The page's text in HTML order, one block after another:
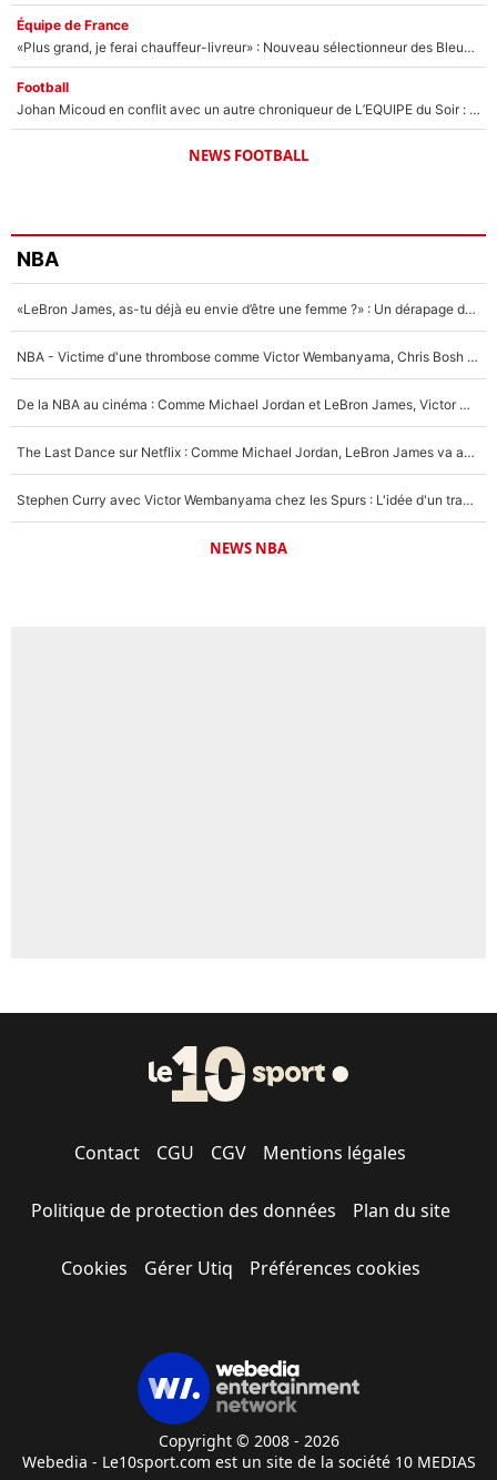
Équipe de France
«Plus grand, je ferai chauffeur-livreur» : Nouveau sélectionneur des Bleus, Zinédine Zidane s’était imaginé un avenir très différent lorsqu'il était enfant
Football
Johan Micoud en conflit avec un autre chroniqueur de L’EQUIPE du Soir : «Pendant un moment, je ne les ai pas remis ensemble dans l'émission»
NEWS FOOTBALL
NBA
«LeBron James, as-tu déjà eu envie d’être une femme ?» : Un dérapage de Donald Trump sur la superstar de la NBA refait surface
NBA - Victime d'une thrombose comme Victor Wembanyama, Chris Bosh prévient le Français des risques sur sa santé : «J’ai failli mourir sur le coup et j’ai été ramené à la vie»
De la NBA au cinéma : Comme Michael Jordan et LeBron James, Victor Wembanyama rêve d'une carrière d'acteur !
The Last Dance sur Netflix : Comme Michael Jordan, LeBron James va avoir le droit à sa série !
Stephen Curry avec Victor Wembanyama chez les Spurs : L'idée d'un trade historique est lancée en NBA !
NEWS NBA
Contact CGU CGV Mentions légales
Politique de protection des données Plan du site
Cookies Gérer Utiq Préférences cookies
Copyright © 2008 - 2026
Webedia - Le10sport.com est un site de la société 10 MEDIAS